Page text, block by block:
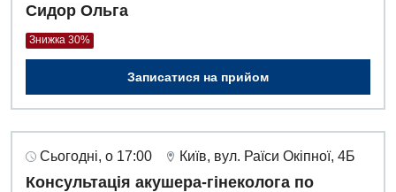
Сидор Ольга
Знижка 30%
Записатися на прийом
Сьогодні, о 17:00 Київ, вул. Раїси Окіпної, 4Б
Консультація акушера-гінеколога по